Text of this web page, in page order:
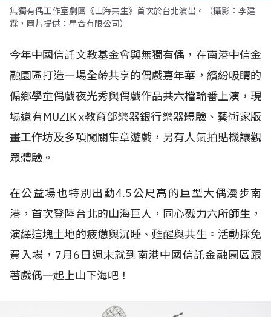
無獨有偶工作室劇團《山海共生》首次於台北演出。（攝影：李建
霖，圖片提供：星合有限公司）
今年中國信託文教基金會與無獨有偶，在南港中信金
融園區打造一場全齡共享的偶戲嘉年華，繽紛吸睛的
偏鄉學童偶戲夜光秀與偶戲作品共六檔輪番上演，現
場還有MUZIK x教育部樂器銀行樂器體驗、藝術家版
畫工作坊及多項闖關集章遊戲，另有人氣拍貼機讓觀
眾體驗。
在公益場也特別出動4.5公尺高的巨型大偶漫步南
港，首次登陸台北的山海巨人，同心戮力六所師生，
演繹這塊土地的疲憊與沉睡、甦醒與共生。活動採免
費入場， 7月6 日週末就到南港中國信託金融園區跟
著戲偶一起上山下海吧！